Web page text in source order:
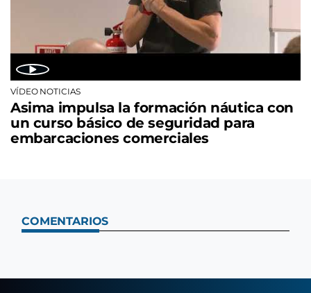
VÍDEO NOTICIAS
Asima impulsa la formación náutica con
un curso básico de seguridad para
embarcaciones comerciales
COMENTARIOS